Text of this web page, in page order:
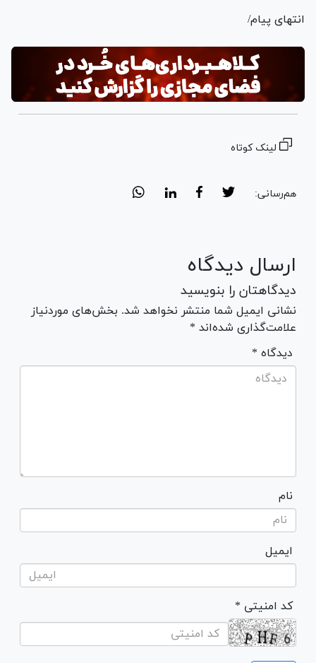
انتهای پیام/
لینک کوتاه
هم‌رسانی:
ارسال دیدگاه
دیدگاهتان را بنویسید
نشانی ایمیل شما منتشر نخواهد شد. بخش‌های موردنیاز
علامت‌گذاری شده‌اند *
* دیدگاه
نام
ایمیل
* کد امنیتی